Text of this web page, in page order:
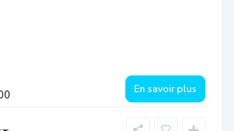
En savoir plus